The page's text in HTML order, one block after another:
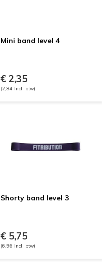
Mini band level 4
€ 2,35
(2,84 Incl. btw)
Shorty band level 3
€ 5,75
(6,96 Incl. btw)